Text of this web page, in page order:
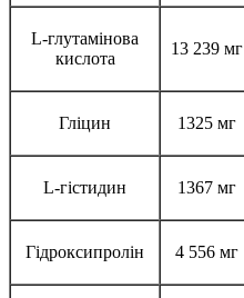
L-глутамінова
кислота
13 239 мг
Гліцин 1325 мг
L-гістидин 1367 мг
Гідроксипролін 4 556 мг